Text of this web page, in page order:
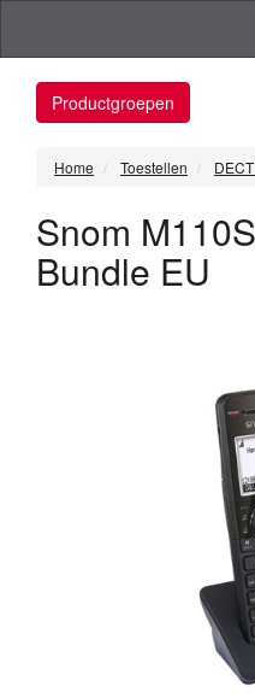
Productgroepen
Home Toestellen
Snom
Bundle EU